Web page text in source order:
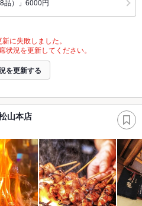
に失敗しました。
状況を更新してください。
を更新する
山本店